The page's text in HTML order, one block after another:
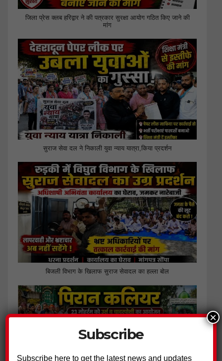
जिला प्रेस क्लब हरिद्वार ने की पत्रकार सुरक्षा आयोग गठित किए जाने की
मांग
सुराज सेवा दल ने निकाली युवा न्याय यात्रा,किया प्रदर्शन
बिजली विभाग के खिलाफ सुराज सेवादल का हल्ला बोल
Subscribe
Subscribe here to get the latest news and updates
×